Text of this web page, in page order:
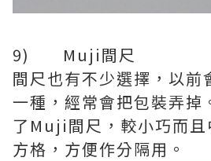
9) Muji間尺
間尺也有不少選擇，以前
一種，經常會把包裝弄掉
了Muji間尺，較小巧而且
方格，方便作分隔用。